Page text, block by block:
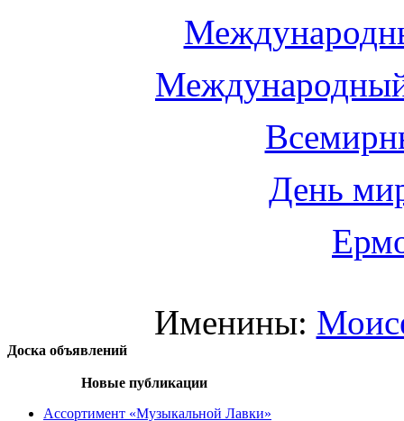
День
Именины:
Доска объявлений
Новые публикации
Ассортимент «Музыкальной Лавки»